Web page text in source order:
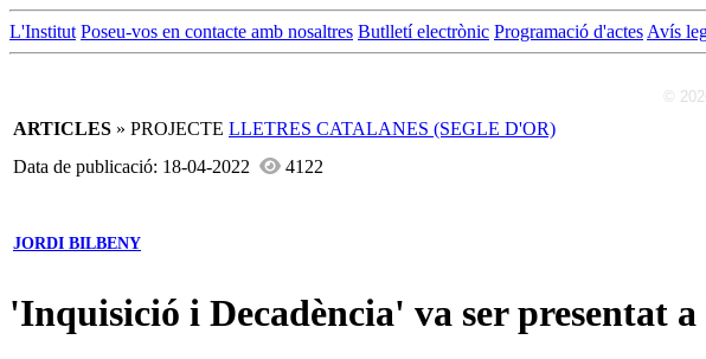
L'Institut Poseu-vos en contacte amb nosaltres Butlletí electrònic Programació d'actes Avís
©
ARTICLES » PROJECTE LLETRES CATALANES (SEGLE D'OR)
Data de publicació: 18-04-2022
4122
JORDI BILBENY
'Inquisició i Decadència' va ser presentat a